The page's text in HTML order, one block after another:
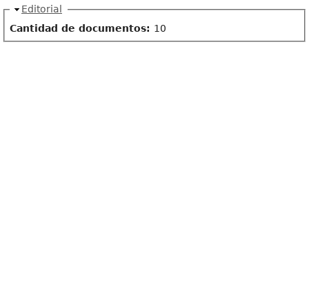
Ocultar
Editorial
Cantidad de documentos: 10